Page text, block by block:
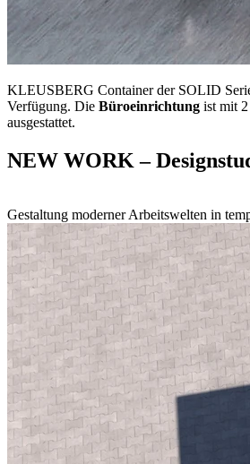
KLEUSBERG Container der SOLID
Verfügung. Die Büroeinrichtung ist mit
ausgestattet.
NEW WORK–
Gestaltung moderner Arbeitswelten in